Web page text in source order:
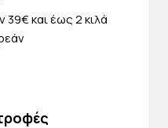
39€ και έως 2 κιλά